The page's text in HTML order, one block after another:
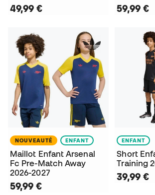
49,99 € 59,99 €
NOUVEAUTÉ ENFANT
Maillot Enfant Arsenal
Fc Pre-Match Away
2026-2027
59,99 €
ENFANT
Short
Training
39,99 €